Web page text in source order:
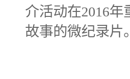
介活动在2016年
故事的微纪录片。